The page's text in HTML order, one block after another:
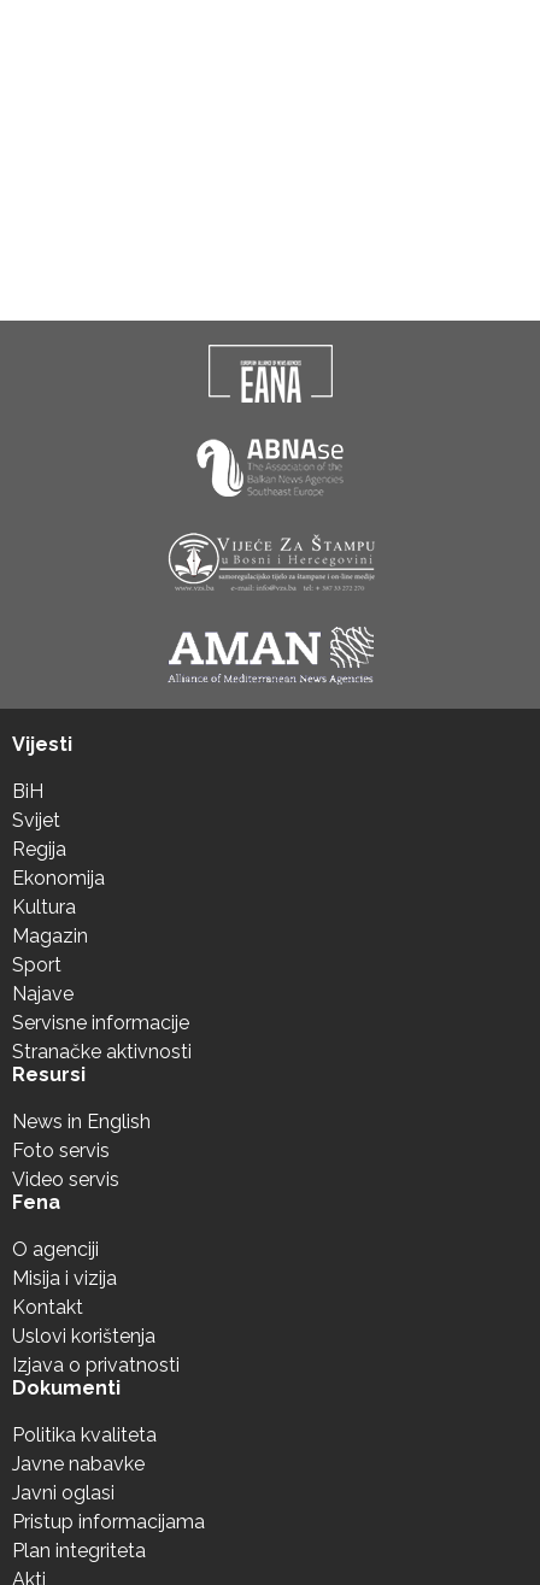
Vijesti
BiH
Svijet
Regija
Ekonomija
Kultura
Magazin
Sport
Najave
Servisne informacije
Stranačke aktivnosti
Resursi
News in English
Foto servis
Video servis
Fena
O agenciji
Misija i vizija
Kontakt
Uslovi korištenja
Izjava o privatnosti
Dokumenti
Politika kvaliteta
Javne nabavke
Javni oglasi
Pristup informacijama
Plan integriteta
Akti